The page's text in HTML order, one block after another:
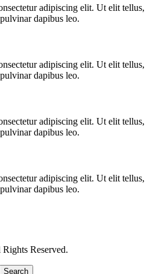
adipiscing elit. Ut elit tellus,
dapibus leo.
adipiscing elit. Ut elit tellus,
dapibus leo.
adipiscing elit. Ut elit tellus,
dapibus leo.
adipiscing elit. Ut elit tellus,
dapibus leo.
Reserved.
Search